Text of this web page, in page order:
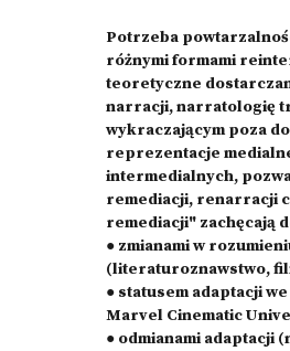
Potrzeba
różnymi formami
teoretyczne
narracji, narratologię
wykraczającym poza
reprezentacje
intermedialnych,
remediacji, renarracji
remediacji" zachęcają
● zmianami w
(literaturoznawstwo,
● statusem adaptacji
Marvel Cinematic
● odmianami adaptacji